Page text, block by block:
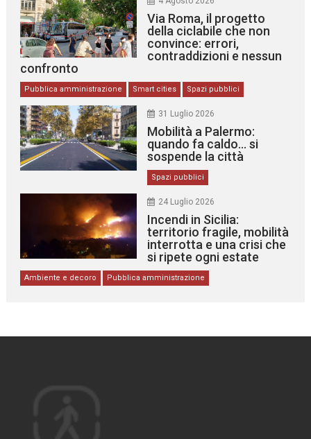
Via Roma, il progetto
della ciclabile che non
convince: errori,
contraddizioni e nessun
confronto
Pubblica amministrazione Smart cities Spazi pubblici
31 Luglio 2026
Mobilità a Palermo:
quando fa caldo… si
sospende la città
Spazi pubblici
24 Luglio 2026
Incendi in Sicilia:
territorio fragile, mobilità
interrotta e una crisi che
si ripete ogni estate
Ambiente e decoro Pubblica amministrazione